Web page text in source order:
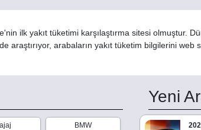
ilk yakıt tüketimi karşılaştırma sitesi olmuştur.
araştırıyor, arabaların yakıt tüketim bilgilerini web
BMW
Yeni